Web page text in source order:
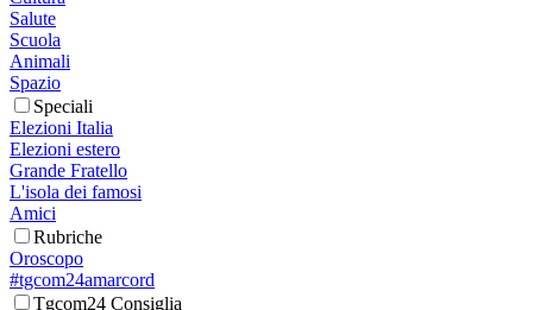
Salute
Scuola
Animali
Spazio
Speciali
Elezioni Italia
Elezioni estero
Grande Fratello
L'isola dei famosi
Amici
Rubriche
Oroscopo
#tgcom24amarcord
Tgcom24 Consiglia